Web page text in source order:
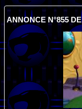
ANNONCE N°855